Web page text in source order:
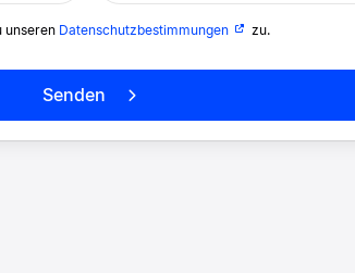
unseren Datenschutzbestimmungen zu.
Senden